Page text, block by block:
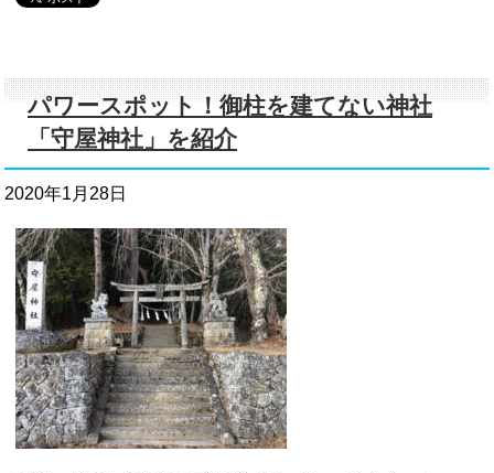
パワースポット！御柱を建てない神社
「守屋神社」を紹介
2020年1月28日